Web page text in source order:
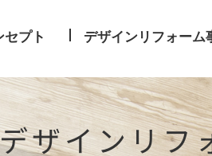
セプト デザインリフォーム
ザインリフ